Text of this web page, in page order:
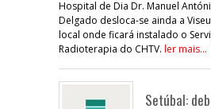
Hospital de Dia Dr. Manuel
Delgado desloca-se ainda a
local onde ficará instalado o
Radioterapia do CHTV. ler mais...
Setúbal: